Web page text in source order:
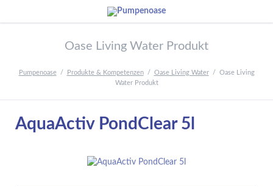
Oase Living Water Produkt
Pumpenoase Produkte & Kompetenzen Oase Living Water
Oase Living
Water Produkt
AquaActiv PondClear 5l